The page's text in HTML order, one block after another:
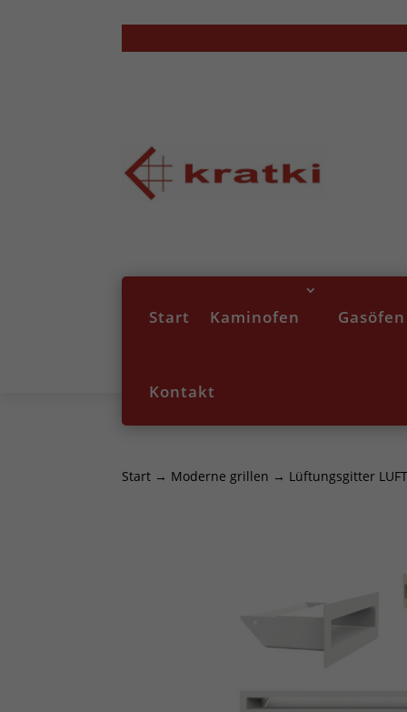
Start Kaminofen
Kontakt
Start → Moderne grillen → Lüftungsgitter